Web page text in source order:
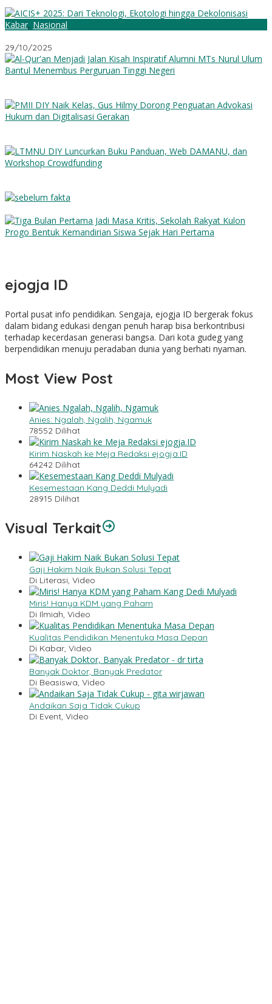
Kabar, Nasional
29/10/2025
ejogja ID
Portal pusat info pendidikan. Sengaja, ejogja ID bergerak fokus
dalam bidang edukasi dengan penuh harap bisa berkontribusi
terhadap kecerdasan generasi bangsa. Dari kota gudeg yang
berpendidikan menuju peradaban dunia yang berhati nyaman.
Most View Post
Anies: Ngalah, Ngalih, Ngamuk
78552 Dilihat
Kirim Naskah ke Meja Redaksi ejogja.ID
64242 Dilihat
Kesemestaan Kang Deddi Mulyadi
28915 Dilihat
Visual Terkait
Gaji Hakim Naik Bukan Solusi Tepat
Di Literasi, Video
Miris! Hanya KDM yang Paham
Di Ilmiah, Video
Kualitas Pendidikan Menentuka Masa Depan
Di Kabar, Video
Banyak Doktor, Banyak Predator
Di Beasiswa, Video
Andaikan Saja Tidak Cukup
Di Event, Video